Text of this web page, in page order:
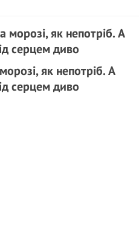
як непотріб. А
серцем диво